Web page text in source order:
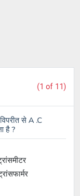
(1 of 11)
से A .C
है ?